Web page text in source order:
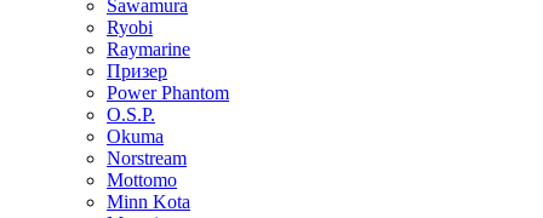
Sawamura
Ryobi
Raymarine
Призер
Power Phantom
O.S.P.
Okuma
Norstream
Mottomo
Minn Kota